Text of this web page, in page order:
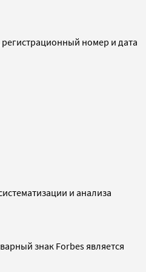
номер и дата
и анализа
знак Forbes является